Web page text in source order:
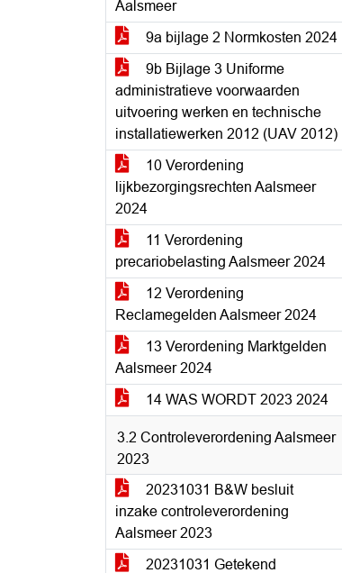
Aalsmeer
9a bijlage 2 Normkosten 2024
9b Bijlage 3 Uniforme
administratieve voorwaarden
uitvoering werken en technische
installatiewerken 2012 (UAV 2012)
10 Verordening
lijkbezorgingsrechten Aalsmeer
2024
11 Verordening
precariobelasting Aalsmeer 2024
12 Verordening
Reclamegelden Aalsmeer 2024
13 Verordening Marktgelden
Aalsmeer 2024
14 WAS WORDT 2023 2024
3.2 Controleverordening Aalsmeer
2023
20231031 B&W besluit
inzake controleverordening
Aalsmeer 2023
20231031 Getekend